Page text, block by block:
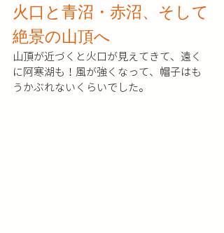
火口と青沼・赤沼、そして
絶景の山頂へ
山頂が近づくと火口が見えてきて、遠く
に阿寒湖も！風が強くなって、帽子はも
うかぶれないくらいでした。